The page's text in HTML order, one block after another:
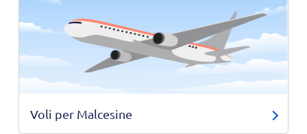
Voli per Malcesine